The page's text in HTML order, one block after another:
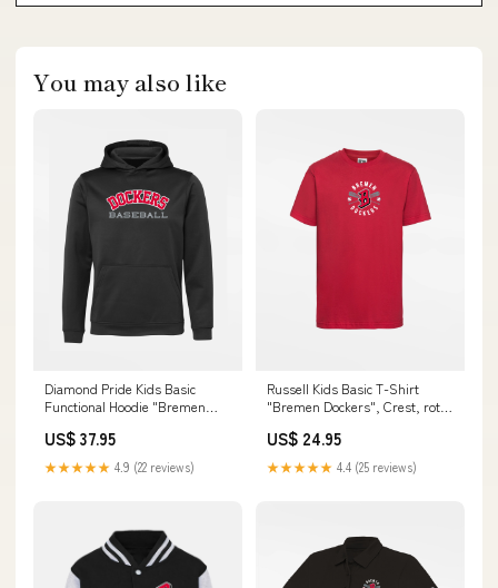
You may also like
Diamond Pride Kids Basic
Functional Hoodie "Bremen
schwarz Size:Kids Medium /
Kids 10 / 140
US$ 37.95
★★★★★ 4.9 (22 reviews)
Russell Kids Basic T-Shirt
"Bremen Dockers", Crest, rot
US$ 24.95
★★★★★ 4.4 (25 reviews)